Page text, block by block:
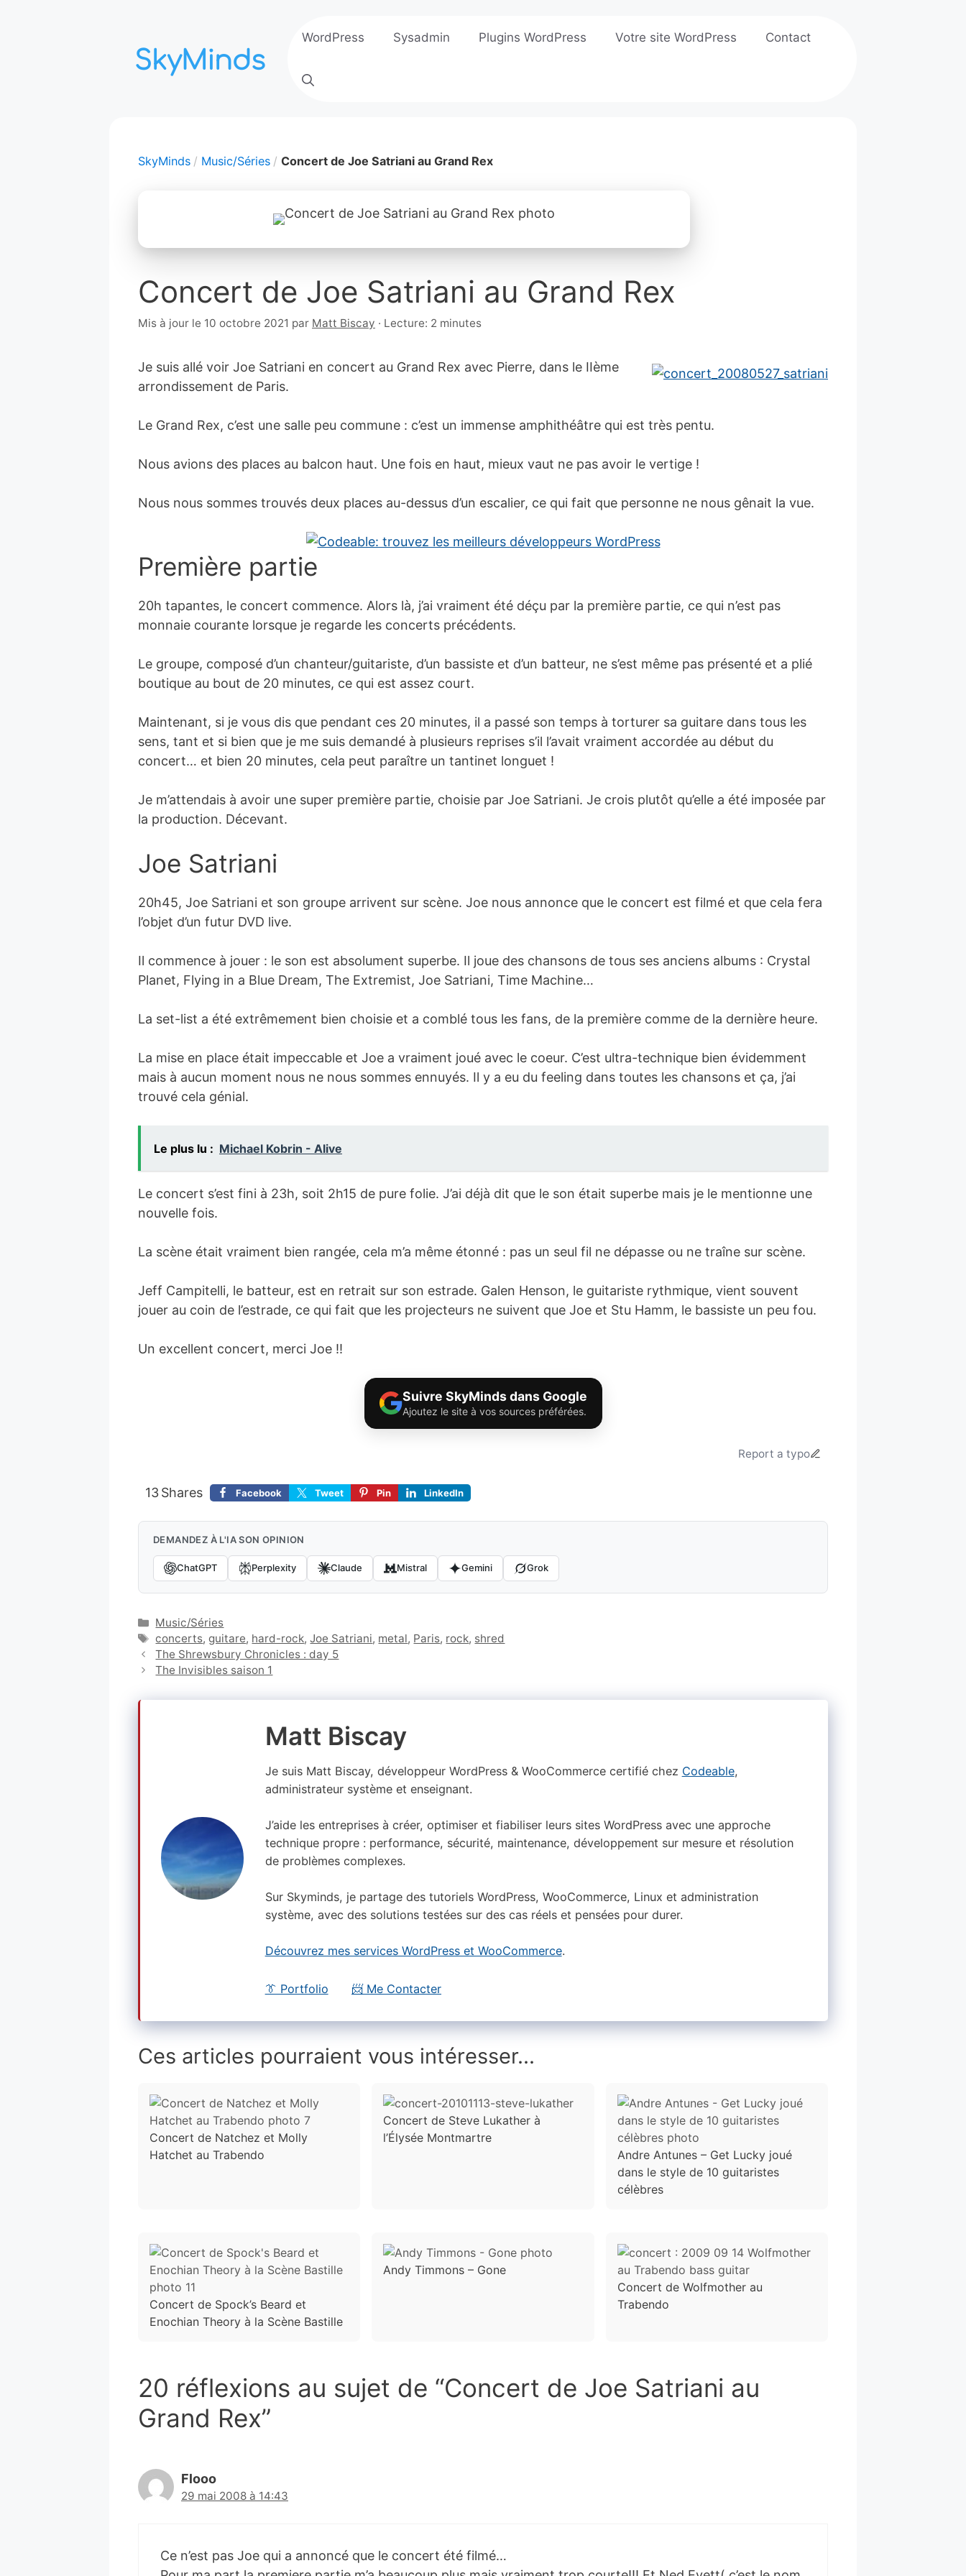
WordPress Sysadmin Plugins WordPress Votre site WordPress Contact
SkyMinds Music/Séries Concert de Joe Satriani au Grand Rex
Concert de Joe Satriani au Grand Rex
Mis à jour le 10 octobre 2021 29
par Matt Biscay · Lecture: 2 minutes
Je suis allé voir Joe Satriani en concert au Grand Rex avec Pierre, dans le IIème
arrondissement de Paris.
Le Grand Rex, c’est une salle peu commune : c’est un immense amphithéâtre qui est très pentu.
Nous avions des places au balcon haut. Une fois en haut, mieux vaut ne pas avoir le vertige !
Nous nous sommes trouvés deux places au-dessus d’un escalier, ce qui fait que personne ne nous gênait la vue.
Première partie
20h tapantes, le concert commence. Alors là, j’ai vraiment été déçu par la première partie, ce qui n’est pas
monnaie courante lorsque je regarde les concerts précédents.
Le groupe, composé d’un chanteur/guitariste, d’un bassiste et d’un batteur, ne s’est même pas présenté et a plié
boutique au bout de 20 minutes, ce qui est assez court.
Maintenant, si je vous dis que pendant ces 20 minutes, il a passé son temps à torturer sa guitare dans tous les
sens, tant et si bien que je me suis demandé à plusieurs reprises s’il l’avait vraiment accordée au début du
concert… et bien 20 minutes, cela peut paraître un tantinet longuet !
Je m’attendais à avoir une super première partie, choisie par Joe Satriani. Je crois plutôt qu’elle a été imposée par
la production. Décevant.
Joe Satriani
20h45, Joe Satriani et son groupe arrivent sur scène. Joe nous annonce que le concert est filmé et que cela fera
l’objet d’un futur DVD live.
Il commence à jouer : le son est absolument superbe. Il joue des chansons de tous ses anciens albums : Crystal
Planet, Flying in a Blue Dream, The Extremist, Joe Satriani, Time Machine…
La set-list a été extrêmement bien choisie et a comblé tous les fans, de la première comme de la dernière heure.
La mise en place était impeccable et Joe a vraiment joué avec le coeur. C’est ultra-technique bien évidemment
mais à aucun moment nous ne nous sommes ennuyés. Il y a eu du feeling dans toutes les chansons et ça, j’ai
trouvé cela génial.
Le plus lu : Michael Kobrin - Alive
Le concert s’est fini à 23h, soit 2h15 de pure folie. J’ai déjà dit que le son était superbe mais je le mentionne une
nouvelle fois.
La scène était vraiment bien rangée, cela m’a même étonné : pas un seul fil ne dépasse ou ne traîne sur scène.
Jeff Campitelli, le batteur, est en retrait sur son estrade. Galen Henson, le guitariste rythmique, vient souvent
jouer au coin de l’estrade, ce qui fait que les projecteurs ne suivent que Joe et Stu Hamm, le bassiste un peu fou.
Un excellent concert, merci Joe !!
Suivre SkyMinds dans Google
Ajoutez le site à vos sources préférées.
Report a typo
Shares
13 Facebook Tweet Pin LinkedIn
DEMANDEZ À L'IA SON OPINION
ChatGPT Perplexity Claude Mistral Gemini Grok
Catégories
Music/Séries
Étiquettes
concerts,guitare, hard-rock,Joe Satriani, metal, Paris, rock, shred
The Shrewsbury Chronicles : day 5
The Invisibles saison 1
Matt Biscay
Je suis Matt Biscay, développeur WordPress & WooCommerce certifié chez Codeable,
administrateur système et enseignant.
J’aide les entreprises à créer, optimiser et fiabiliser leurs sites WordPress avec une approche
technique propre : performance, sécurité, maintenance, développement sur mesure et résolution
de problèmes complexes.
Sur Skyminds, je partage des tutoriels WordPress, WooCommerce, Linux et administration
système, avec des solutions testées sur des cas réels et pensées pour durer.
Découvrez mes services WordPress et WooCommerce.
👔 Portfolio 📨 Me Contacter
Ces articles pourraient vous intéresser...
Concert de Natchez et Molly
Hatchet au Trabendo
Concert de Steve Lukather à
l’Élysée Montmartre
Andre Antunes – Get Lucky joué
dans le style de 10 guitaristes
célèbres
Concert de Spock’s Beard et
Enochian Theory à la Scène Bastille
Andy Timmons – Gone
Concert de Wolfmother au
Trabendo
20 réflexions au sujet de “Concert de Joe Satriani au
Grand Rex”
Flooo
29 mai 2008 à 14:43
Ce n’est pas Joe qui a annoncé que le concert été filmé…